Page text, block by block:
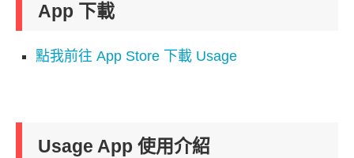
App 下載
點我前往 App Store 下載 Usage
Usage App 使用介紹